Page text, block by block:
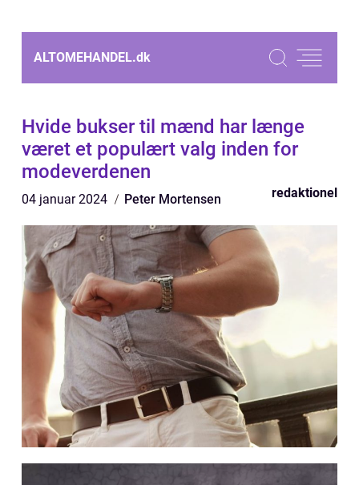
ALTOMEHANDEL.dk
Hvide bukser til mænd har længe
været et populært valg inden for
modeverdenen
04 januar 2024 Peter Mortensen redaktionel